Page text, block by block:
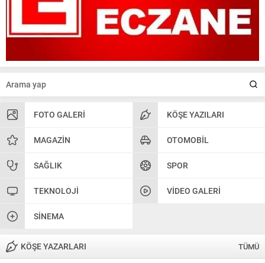
FOTO GALERI KÖŞE YAZILARI
MAGAZIN OTOMOBIL
SAĞLIK SPOR
TEKNOLOJI VIDEO GALERI
SINEMA
KÖŞE YAZARLARI TÜMÜ